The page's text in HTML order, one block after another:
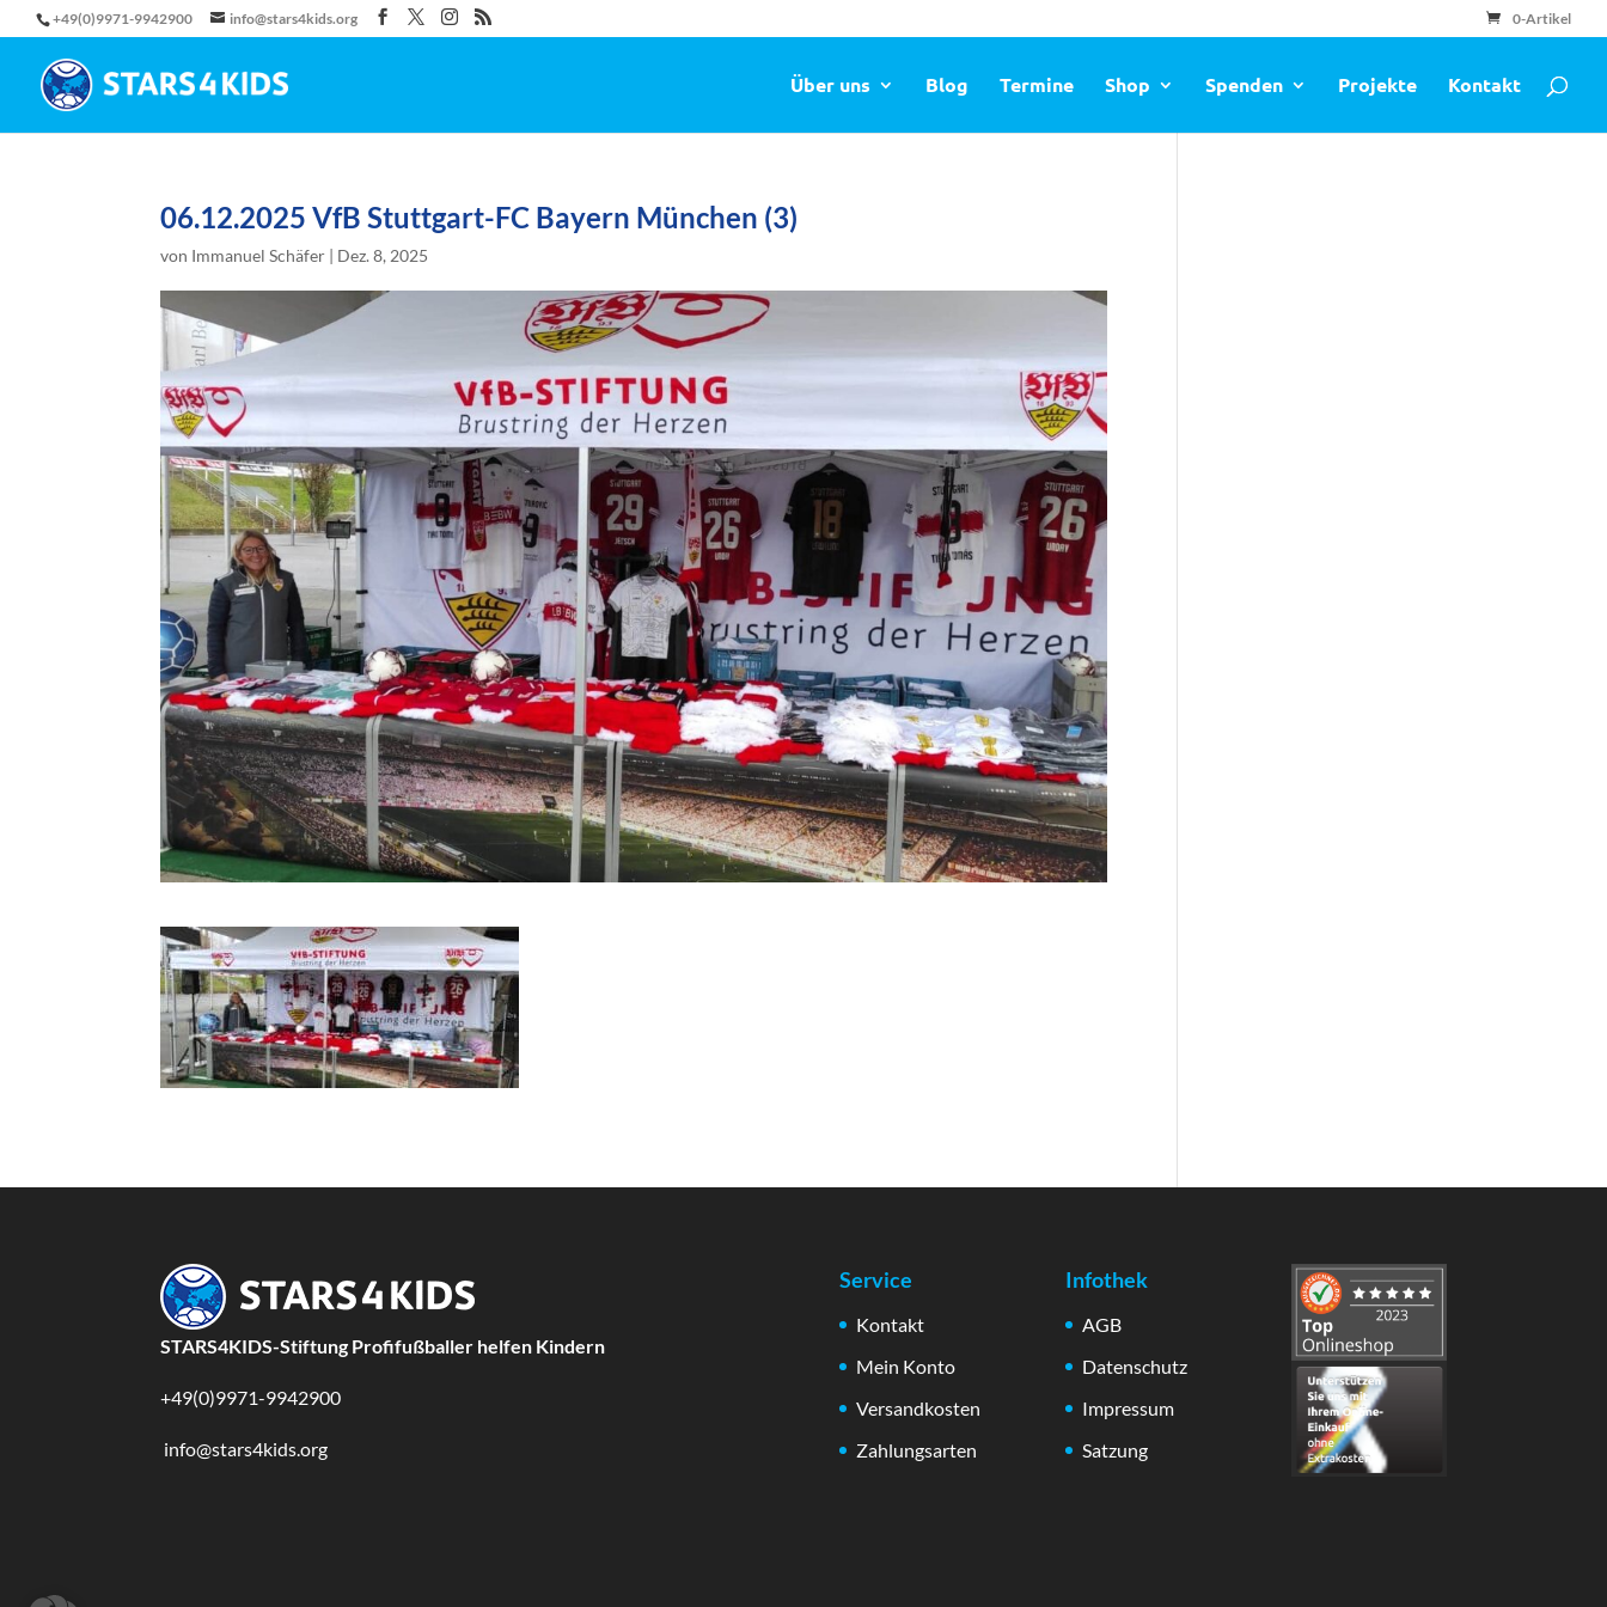
+49(0)9971-9942900 info@stars4kids.org 0-Artikel
Über uns Blog Termine Shop Spenden Projekte Kontakt
06.12.2025 VfB Stuttgart-FC Bayern München (3)
von Immanuel Schäfer | Dez. 8, 2025
STARS4KIDS-Stiftung Profifußballer helfen Kindern
+49(0)9971-9942900
info@stars4kids.org
Service
Kontakt
Mein Konto
Versandkosten
Zahlungsarten
Infothek
AGB
Datenschutz
Impressum
Satzung